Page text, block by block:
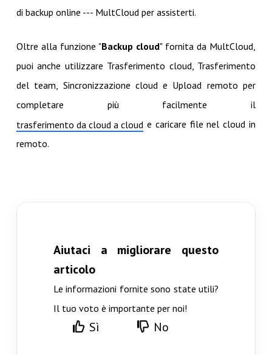
di backup online --- MultCloud per assisterti.
Oltre alla funzione "Backup cloud" fornita da MultCloud,
puoi anche utilizzare Trasferimento cloud, Trasferimento
del team, Sincronizzazione cloud e Upload remoto per
completare più facilmente il
trasferimento da cloud a cloud e caricare file nel cloud in
remoto.
Aiutaci a migliorare questo
articolo
Le informazioni fornite sono state utili?
Il tuo voto è importante per noi!
Sì No